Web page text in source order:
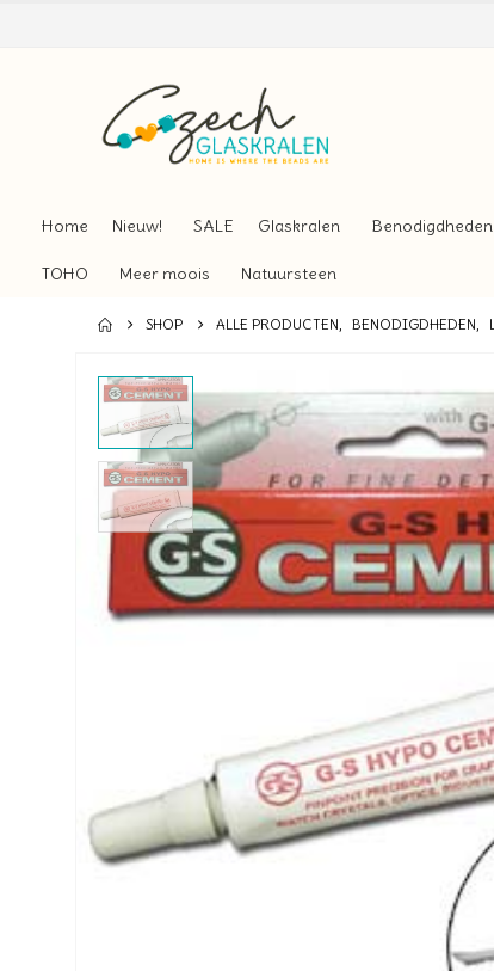
Home Nieuw! SALE Glaskralen Benodigdheden
TOHO Meer moois Natuursteen
SHOP ALLE PRODUCTEN, BENODIGDHEDEN,